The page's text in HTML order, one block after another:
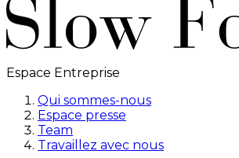
Espace Entreprise
Qui sommes-nous
Espace presse
Team
Travaillez avec nous